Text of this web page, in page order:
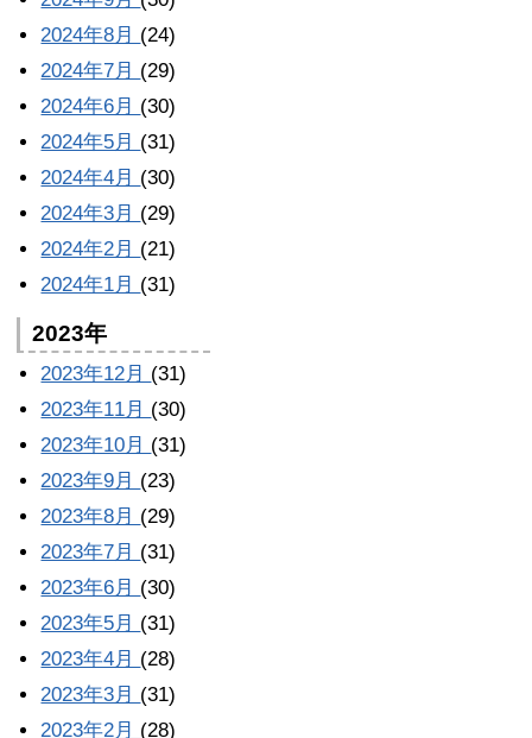
2024年8月 (24)
2024年7月 (29)
2024年6月 (30)
2024年5月 (31)
2024年4月 (30)
2024年3月 (29)
2024年2月 (21)
2024年1月 (31)
2023年
2023年12月 (31)
2023年11月 (30)
2023年10月 (31)
2023年9月 (23)
2023年8月 (29)
2023年7月 (31)
2023年6月 (30)
2023年5月 (31)
2023年4月 (28)
2023年3月 (31)
2023年2月 (28)